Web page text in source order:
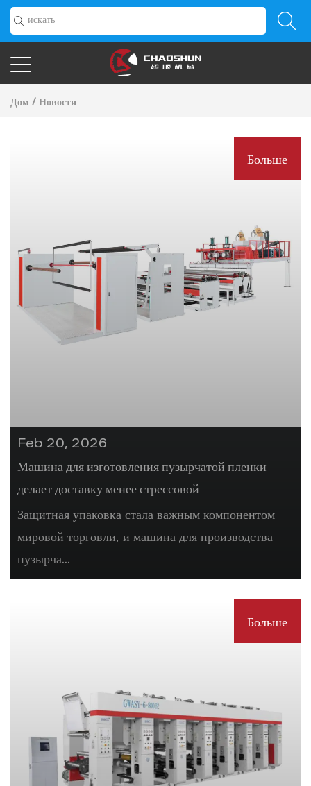
Дом / Новости
Больше
Feb 20, 2026
Машина для изготовления пузырчатой ​​пленки
делает доставку менее стрессовой
Защитная упаковка стала важным компонентом
мировой торговли, и машина для производства
пузырча...
Больше